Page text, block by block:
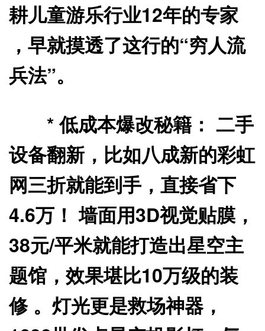
耕儿童游乐行业12年的专家
，早就摸透了这行的“穷人流
兵法”。
*低成本爆改秘籍： 二手
设备翻新，比如八成新的彩虹
网三折就能到手，直接省下
4.6万！ 墙面用3D视觉贴膜，
38元/平米就能打造出星空主
题馆，效果堪比10万级的装
修 。灯光更是救场神器，